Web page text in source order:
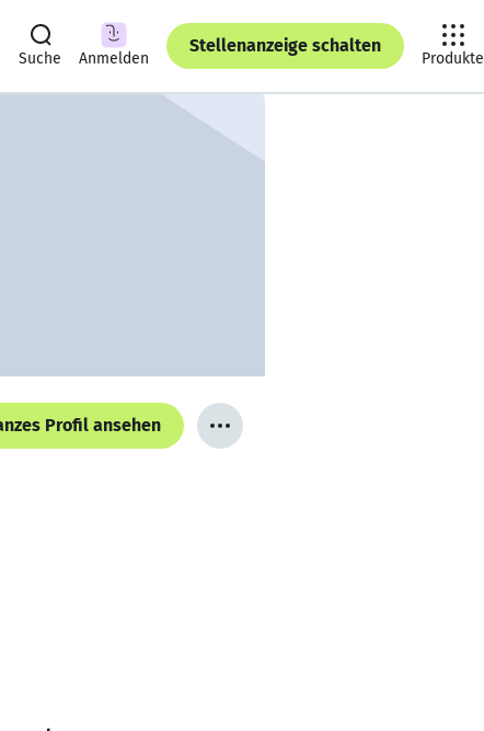
Suche Anmelden
Stellenanzeige schalten
Produkte
Profil ansehen